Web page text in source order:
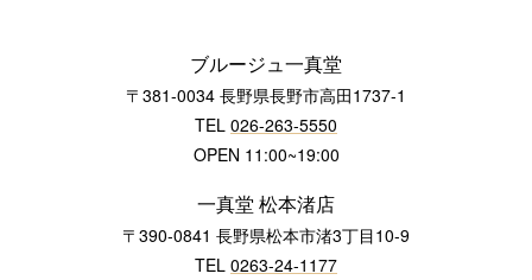
ブルージュ一真堂
〒381-0034 長野県長野市高田1737-1
TEL 026-263-5550
OPEN 11:00~19:00
一真堂 松本渚店
〒390-0841 長野県松本市渚3丁目10-9
TEL 0263-24-1177